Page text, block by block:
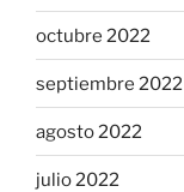
octubre 2022
septiembre 2022
agosto 2022
julio 2022